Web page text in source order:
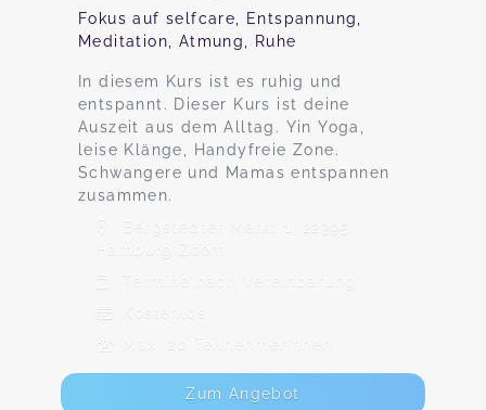
Fokus auf selfcare, Entspannung,
Meditation, Atmung, Ruhe
In diesem Kurs ist es ruhig und
entspannt. Dieser Kurs ist deine
Auszeit aus dem Alltag. Yin Yoga,
leise Klänge, Handyfreie Zone.
Schwangere und Mamas entspannen
zusammen.
Bergstedter Markt 1, 22395
Hamburg Zoom
Termine nach Vereinbarung
Max. 20 TeilnehmerInnen
Zum Angebot